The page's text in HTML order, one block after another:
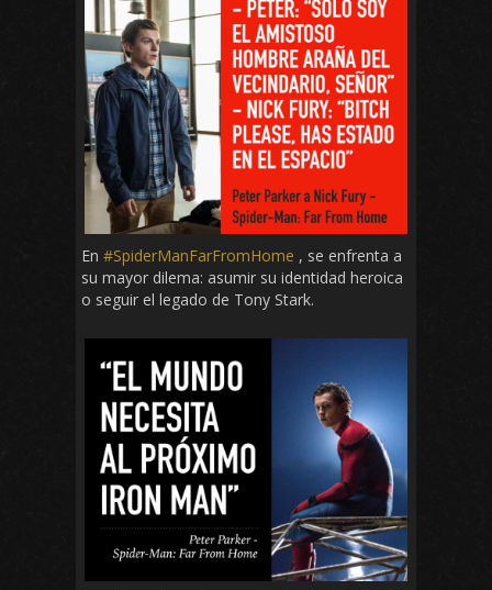
En #SpiderManFarFromHome , se enfrenta a
su mayor dilema: asumir su identidad heroica
o seguir el legado de Tony Stark.